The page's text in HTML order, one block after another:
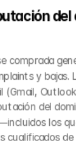
comprada
y bajas.
(Gmail,
del
los
cualificados